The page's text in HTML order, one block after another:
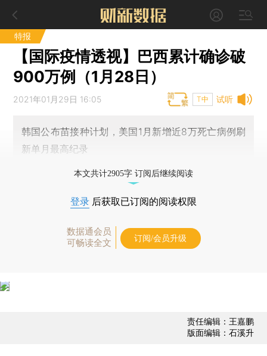
特报
【国际疫情透视】巴西累计确诊破
900万例（1月28日）
试听
2021年01月29日 16:05 T中
韩国公布苗接种计划，美国1月新增近8万死亡病例刷
新单月最高纪录
本文共计2905字 订阅后继续阅读
登录 后获取已订阅的阅读权限
数据通会员
可畅读全文
订阅/会员升级
责任编辑：王嘉鹏
版面编辑：石溪升